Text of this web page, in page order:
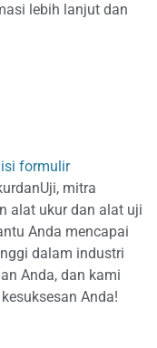
lebih lanjut dan
formulir
mitra
alat ukur dan alat uji
Anda mencapai
dalam industri
Anda, dan kami
Anda!